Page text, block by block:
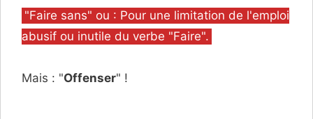
Catégories
"Faire sans" ou : Pour une limitation de l'emploi
abusif ou inutile du verbe "Faire".
Mais : "Offenser" !